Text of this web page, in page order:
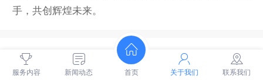
手，共创辉煌未来。
服务内容 新闻动态 首页 关于我们 联系我们